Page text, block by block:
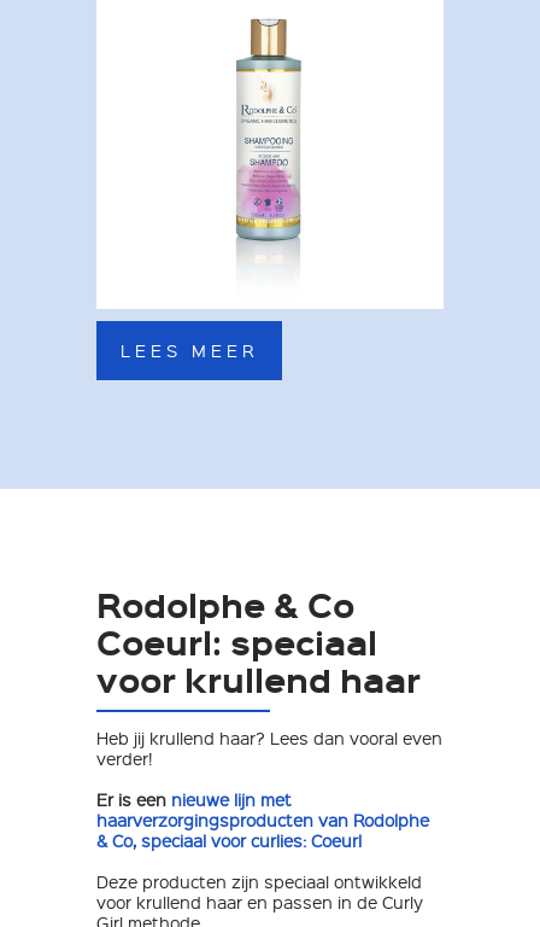
LEES MEER
Rodolphe & Co
Coeurl: speciaal
voor krullend haar
Heb jij krullend haar? Lees dan vooral even
verder!
Er is een nieuwe lijn met
haarverzorgingsproducten van Rodolphe
& Co, speciaal voor curlies: Coeurl
Deze producten zijn speciaal ontwikkeld
voor krullend haar en passen in de Curly
Girl methode.